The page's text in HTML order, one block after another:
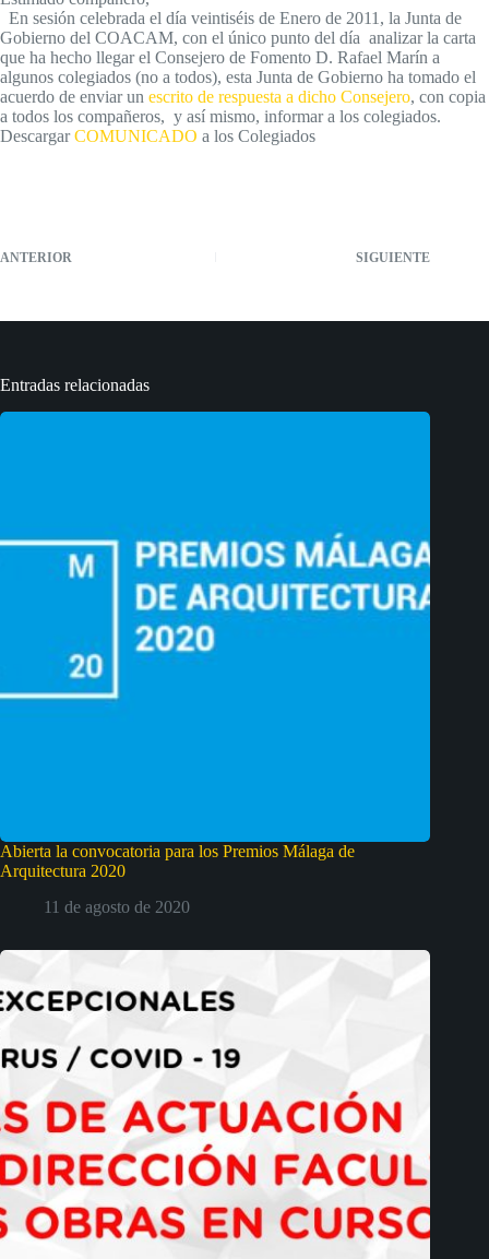
En sesión celebrada el día veintiséis de Enero de 2011, la Junta de
Gobierno del COACAM, con el único punto del día analizar la carta
que ha hecho llegar el Consejero de Fomento D. Rafael Marín a
algunos colegiados (no a todos), esta Junta de Gobierno ha tomado el
acuerdo de enviar un escrito de respuesta a dicho Consejero, con copia
a todos los compañeros, y así mismo, informar a los colegiados.
DescargarCOMUNICADO a los Colegiados
ANTERIOR SIGUIENTE
Entradas relacionadas
Abierta la convocatoria para los Premios Málaga de
Arquitectura 2020
11 de agosto de 2020